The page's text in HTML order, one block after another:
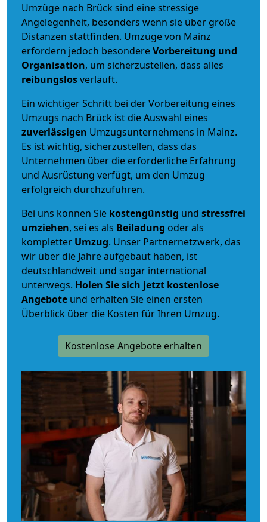
Umzüge nach Brück sind eine stressige
Angelegenheit, besonders wenn sie über große
Distanzen stattfinden. Umzüge von Mainz
erfordern jedoch besondereVorbereitung und
Organisation, um sicherzustellen, dass alles
reibungslosverläuft.
Ein wichtiger Schritt bei der Vorbereitung eines
Umzugs nach Brück ist die Auswahl eines
zuverlässigen Umzugsunternehmens in Mainz.
Es ist wichtig, sicherzustellen, dass das
Unternehmen über die erforderliche Erfahrung
und Ausrüstung verfügt, um den Umzug
erfolgreich durchzuführen.
Bei uns können Sie kostengünstig und stressfrei
umziehen, sei es als Beiladung oder als
kompletter Umzug. Unser Partnernetzwerk, das
wir über die Jahre aufgebaut haben, ist
deutschlandweit und sogar international
unterwegs. Holen Sie sich jetzt kostenlose
Angebote und erhalten Sie einen ersten
Überblick über die Kosten für Ihren Umzug.
Kostenlose Angebote erhalten